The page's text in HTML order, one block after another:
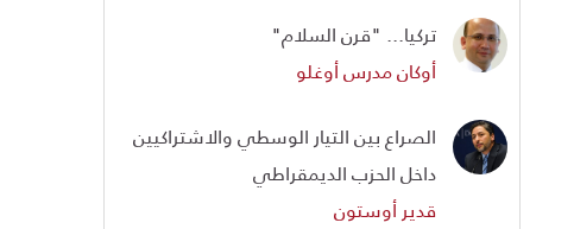
تركيا... "قرن السلام"
أوكان مدرس أوغلو
الصراع بين التيار الوسطي والاشتراكيين
داخل الحزب الديمقراطي
قدير أوستون